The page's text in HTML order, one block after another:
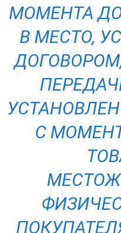
МОМЕНТА
В МЕСТО,
С